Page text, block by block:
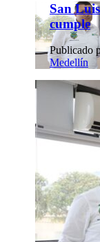
San
cumple
Publicado
Medellín